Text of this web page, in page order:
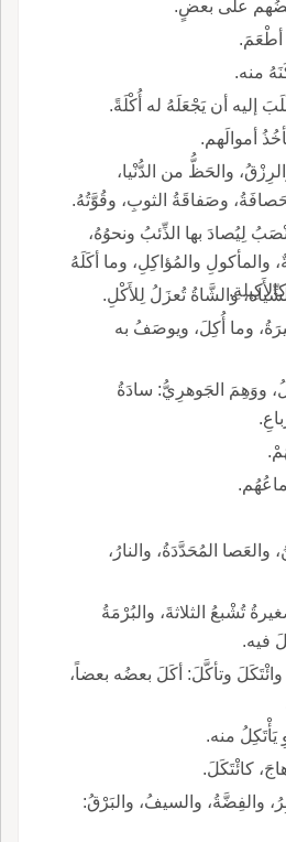
على بعضٍ.
أطْعَمَ.
منه.
إليه أن يَجْعَلَهُ له أُكْلَةً.
أموالَهم.
والحَظُّ من الدُّنْيا،
وصَفاقَةُ الثوبِ، وقُوَّتُهُ.
لِيُصادَ بها الذِّئبُ ونحوُهُ،
والمأكولِ والمُؤاكِلِ، وما أكَلَهُ
والشَّاةُ تُعزَلُ لِلأَكْلِ.
وما أُكِلَ، ويوصَفُ به
ووَهِمَ الجَوهرِيُّ: سادَةُ
والعَصا المُحَدَّدَةُ، والنارُ،
تُشْبعُ الثلاثةَ، والبُرْمَةُ
فيه.
وائْتَكَلَ وتأكَّلَ: أكَلَ بعضُه بعضاً،
يَأْتَكِلُ منه.
كائْتَكَلَ.
والفِضَّةُ، والسيفُ، والبَرْقُ: